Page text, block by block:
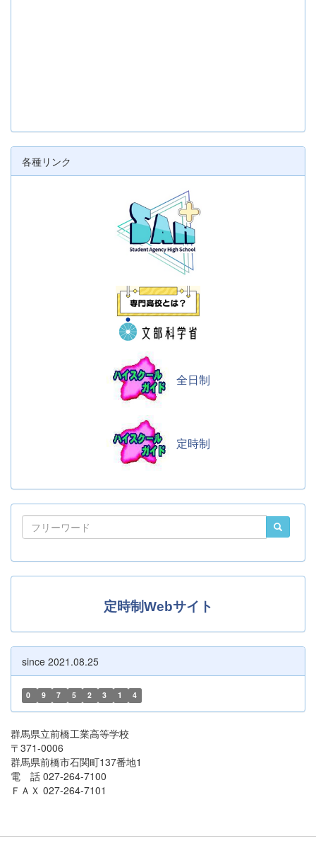
各種リンク
全日制
定時制
定時制Webサイト
since 2021.08.25
0 9 7 5 2 3 1 4
群馬県立前橋工業高等学校
〒371-0006
群馬県前橋市石関町137番地1
電 話 027-264-7100
ＦＡＸ 027-264-7101